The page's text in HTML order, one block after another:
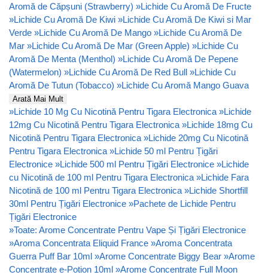
Aromă de Căpșuni (Strawberry) »Lichide Cu Aromă De Fructe
»Lichide Cu Aromă De Kiwi »Lichide Cu Aromă De Kiwi si Mar
Verde »Lichide Cu Aromă De Mango »Lichide Cu Aromă De
Mar »Lichide Cu Aromă De Mar (Green Apple) »Lichide Cu
Aromă De Menta (Menthol) »Lichide Cu Aromă De Pepene
(Watermelon) »Lichide Cu Aromă De Red Bull »Lichide Cu
Aromă De Tutun (Tobacco) »Lichide Cu Aromă Mango Guava
Arată Mai Mult
»Lichide 10 Mg Cu Nicotină Pentru Tigara Electronica »Lichide
12mg Cu Nicotină Pentru Tigara Electronica »Lichide 18mg Cu
Nicotină Pentru Tigara Electronica »Lichide 20mg Cu Nicotină
Pentru Tigara Electronica »Lichide 50 ml Pentru Țigări
Electronice »Lichide 500 ml Pentru Țigări Electronice »Lichide
cu Nicotină de 100 ml Pentru Tigara Electronica »Lichide Fara
Nicotină de 100 ml Pentru Tigara Electronica »Lichide Shortfill
30ml Pentru Țigări Electronice »Pachete de Lichide Pentru
Țigări Electronice
»Toate: Arome Concentrate Pentru Vape Și Țigări Electronice
»Aroma Concentrata Eliquid France »Aroma Concentrata
Guerra Puff Bar 10ml »Arome Concentrate Biggy Bear »Arome
Concentrate e-Potion 10ml »Arome Concentrate Full Moon